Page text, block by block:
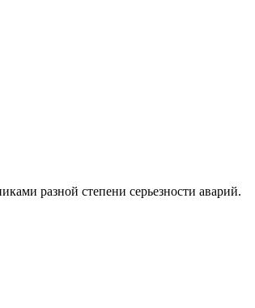
разной степени серьезности аварий.